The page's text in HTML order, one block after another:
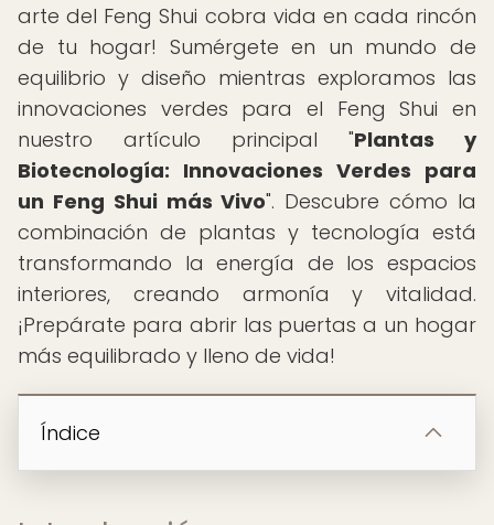
arte del Feng Shui cobra vida en cada rincón
de tu hogar! Sumérgete en un mundo de
equilibrio y diseño mientras exploramos las
innovaciones verdes para el Feng Shui en
nuestro artículo principal "Plantas y
Biotecnología: Innovaciones Verdes para
un Feng Shui más Vivo". Descubre cómo la
combinación de plantas y tecnología está
transformando la energía de los espacios
interiores, creando armonía y vitalidad.
¡Prepárate para abrir las puertas a un hogar
más equilibrado y lleno de vida!
Índice